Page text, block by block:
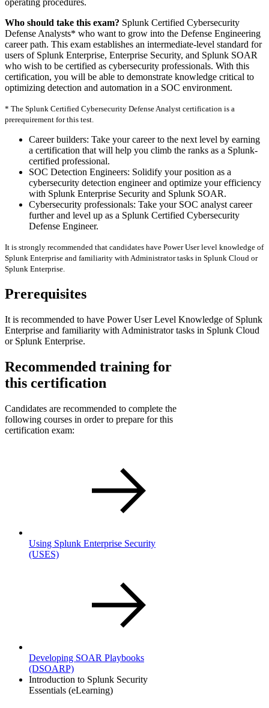
operating procedures.
Who should take this exam? Splunk Certified Cybersecurity
Defense Analysts* who want to grow into the Defense Engineering
career path. This exam establishes an intermediate-level standard for
users of Splunk Enterprise, Enterprise Security, and Splunk SOAR
who wish to be certified as cybersecurity professionals. With this
certification, you will be able to demonstrate knowledge critical to
optimizing detection and automation in a SOC environment.
* The Splunk Certified Cybersecurity Defense Analyst certification is a
prerequirement for this test.
Career builders: Take your career to the next level by earning
a certification that will help you climb the ranks as a Splunk-
certified professional.
SOC Detection Engineers: Solidify your position as a
cybersecurity detection engineer and optimize your efficiency
with Splunk Enterprise Security and Splunk SOAR.
Cybersecurity professionals: Take your SOC analyst career
further and level up as a Splunk Certified Cybersecurity
Defense Engineer.
It is strongly recommended that candidates have Power User level knowledge of
Splunk Enterprise and familiarity with Administrator tasks in Splunk Cloud or
Splunk Enterprise.
Prerequisites
It is recommended to have Power User Level Knowledge of Splunk
Enterprise and familiarity with Administrator tasks in Splunk Cloud
or Splunk Enterprise.
Recommended training for
this certification
Candidates are recommended to complete the
following courses in order to prepare for this
certification exam:
Using Splunk Enterprise Security
(USES)
Developing SOAR Playbooks
(DSOARP)
Introduction to Splunk Security
Essentials (eLearning)